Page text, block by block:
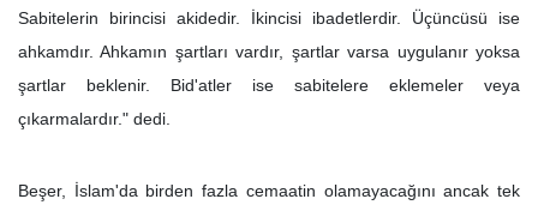
Sabitelerin birincisi akidedir. İkincisi ibadetlerdir. Üçüncüsü ise
ahkamdır. Ahkamın şartları vardır, şartlar varsa uygulanır yoksa
şartlar beklenir. Bid'atler ise sabitelere eklemeler veya
çıkarmalardır." dedi.
Beşer, İslam'da birden fazla cemaatin olamayacağını ancak tek